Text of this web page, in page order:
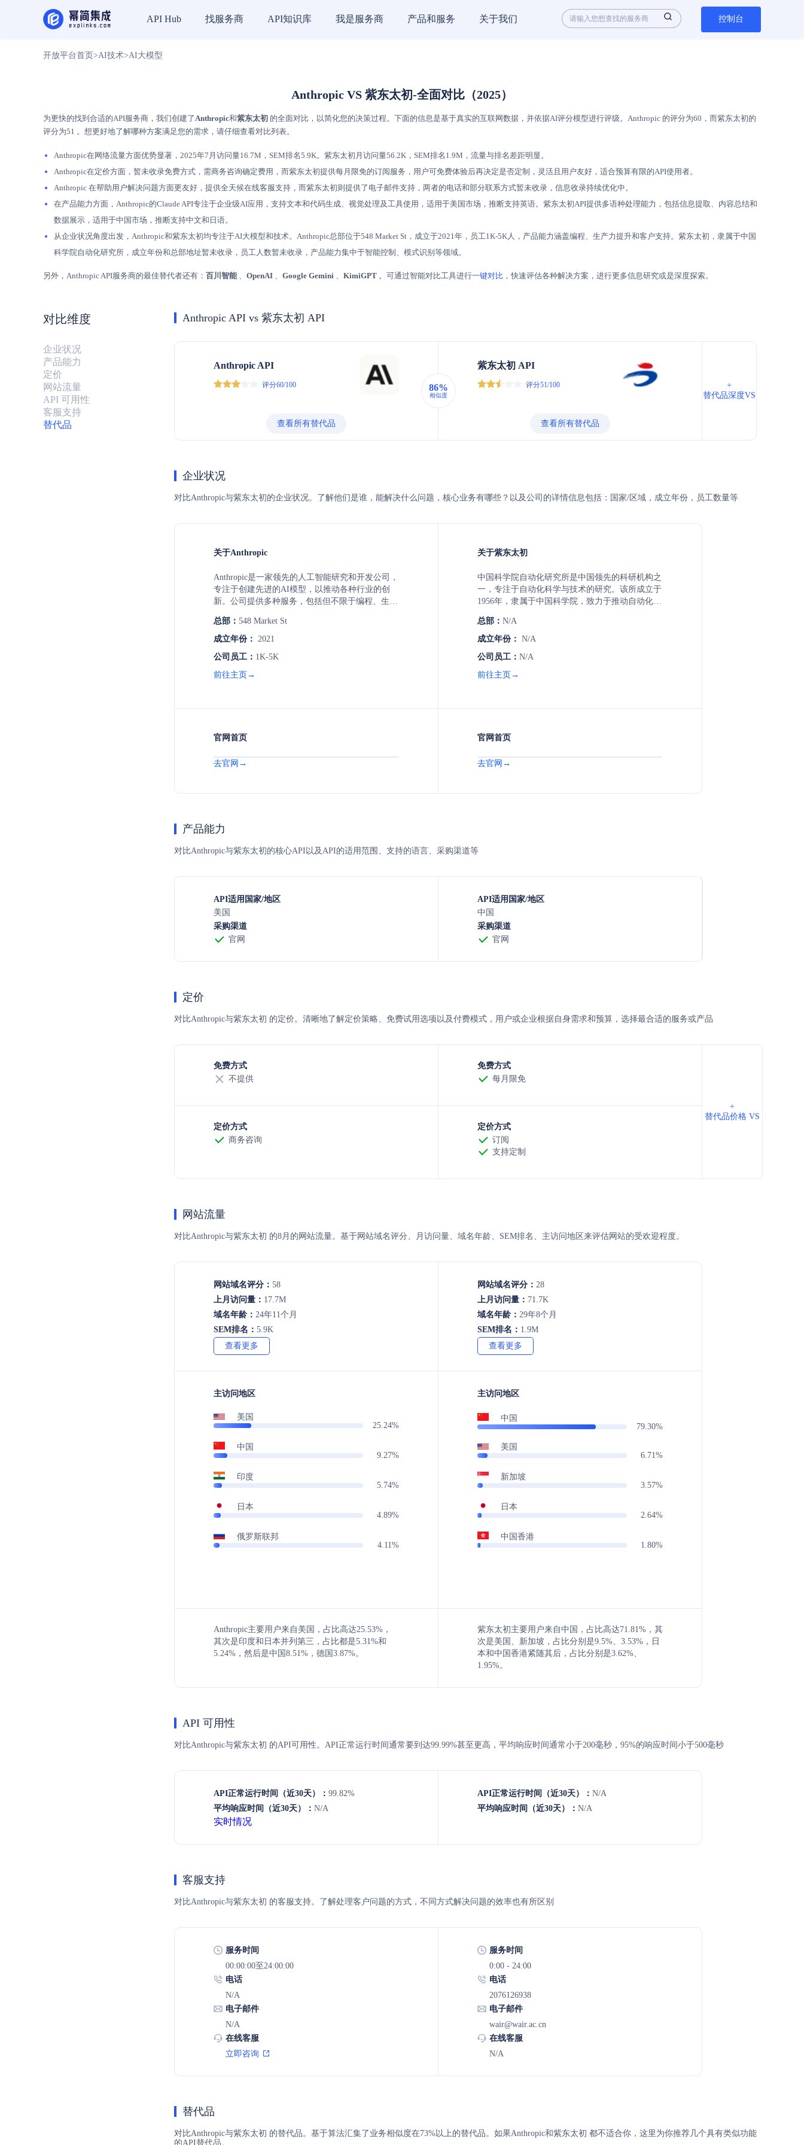
API Hub 找服务商 API知识库 我是服务商 产品和服务 关于我们 控制台
开放平台首页 >AI技术>AI大模型
Anthropic VS 紫东太初-全面对比（2025）
为更快的找到合适的API服务商，我们创建了Anthropic和紫东太初 的全面对比，以简化您的决策过程。下面的信息是基于真实的互联网数据，并依据AI评分模型进行评级。Anthropic 的评分为60，而紫东太初的
评分为51 。想更好地了解哪种方案满足您的需求，请仔细查看对比列表。
Anthropic在网络流量方面优势显著，2025年7月访问量16.7M，SEM排名5.9K。紫东太初月访问量56.2K，SEM排名1.9M，流量与排名差距明显。
Anthropic在定价方面，暂未收录免费方式，需商务咨询确定费用，而紫东太初提供每月限免的订阅服务，用户可免费体验后再决定是否定制，灵活且用户友好，适合预算有限的API使用者。
Anthropic 在帮助用户解决问题方面更友好，提供全天候在线客服支持，而紫东太初则提供了电子邮件支持，两者的电话和部分联系方式暂未收录，信息收录持续优化中。
在产品能力方面，Anthropic的Claude API专注于企业级AI应用，支持文本和代码生成、视觉处理及工具使用，适用于美国市场，推断支持英语。紫东太初API提供多语种处理能力，包括信息提取、内容总结和
数据展示，适用于中国市场，推断支持中文和日语。
从企业状况角度出发，Anthropic和紫东太初均专注于AI大模型和技术。Anthropic总部位于548 Market St，成立于2021年，员工1K-5K人，产品能力涵盖编程、生产力提升和客户支持。紫东太初，隶属于中国
科学院自动化研究所，成立年份和总部地址暂未收录，员工人数暂未收录，产品能力集中于智能控制、模式识别等领域。
另外，Anthropic API服务商的最佳替代者还有： 百川智能 、 OpenAI 、 Google Gemini 、 KimiGPT 。可通过智能对比工具进行一键对比 ，快速评估各种解决方案，进行更多信息研究或是深度探索。
对比维度
企业状况
产品能力
定价
网站流量
API 可用性
客服支持
替代品
Anthropic API vs 紫东太初 API
Anthropic API
评分60/100
查看所有替代品
86%
相似度
紫东太初 API
评分51/100
查看所有替代品
+
替代品深度VS
企业状况
对比Anthropic与紫东太初的企业状况。了解他们是谁，能解决什么问题，核心业务有哪些？以及公司的详情信息包括：国家/区域，成立年份，员工数量等
关于Anthropic
Anthropic是一家领先的人工智能研究和开发公司，
专注于创建先进的AI模型，以推动各种行业的创
新。公司提供多种服务，包括但不限于编程、生产
建和扩展基于Claude模型的应用，这些模型以其速
度、性能和成本效益而闻名。公司还提供不同规模
包括多家知名企业，如Asana、DuckDuckGo和SAP
等，它们利用Anthropic的技术来提升业务效率和用
总部： 548 Market St
成立年份： 2021
公司员工： 1K-5K
前往主页→
关于紫东太初
中国科学院自动化研究所是中国领先的科研机构之
一，专注于自动化科学与技术的研究。该所成立于
1956年，隶属于中国科学院，致力于推动自动化领
一支由杰出科学家和工程师组成的团队，他们在智
能控制、模式识别、机器学习等多个自动化相关领
外多所高校和企业建立了合作关系，共同推动自动
化技术的发展和应用。
总部： N/A
成立年份： N/A
公司员工： N/A
前往主页→
官网首页
去官网→
官网首页
去官网→
产品能力
对比Anthropic与紫东太初的核心API以及API的适用范围、支持的语言、采购渠道等
API适用国家/地区
美国
采购渠道
官网
API适用国家/地区
中国
采购渠道
官网
定价
对比Anthropic与紫东太初 的定价。清晰地了解定价策略、免费试用选项以及付费模式，用户或企业根据自身需求和预算，选择最合适的服务或产品
免费方式
不提供
免费方式
每月限免
定价方式
商务咨询
定价方式
订阅
支持定制
+
替代品价格 VS
网站流量
对比Anthropic与紫东太初 的8月的网站流量。基于网站域名评分、月访问量、域名年龄、SEM排名、主访问地区来评估网站的受欢迎程度。
网站域名评分： 58
上月访问量： 17.7M
域名年龄： 24年11个月
SEM排名： 5.9K
查看更多
主访问地区
美国
25.24%
中国
9.27%
印度
5.74%
日本
4.89%
俄罗斯联邦
4.11%
Anthropic主要用户来自美国，占比高达25.53%，
其次是印度和日本并列第三，占比都是5.31%和
5.24%，然后是中国8.51%，德国3.87%。
网站域名评分： 28
上月访问量： 71.7K
域名年龄： 29年8个月
SEM排名： 1.9M
查看更多
主访问地区
中国
79.30%
美国
6.71%
新加坡
3.57%
日本
2.64%
中国香港
1.80%
紫东太初主要用户来自中国，占比高达71.81%，其
次是美国、新加坡，占比分别是9.5%、3.53%，日
本和中国香港紧随其后，占比分别是3.62%、
1.95%。
API 可用性
对比Anthropic与紫东太初 的API可用性。API正常运行时间通常要到达99.99%甚至更高，平均响应时间通常小于200毫秒，95%的响应时间小于500毫秒
API正常运行时间（近30天）： 99.82%
平均响应时间（近30天）： N/A
实时情况
API正常运行时间（近30天）： N/A
平均响应时间（近30天）： N/A
客服支持
对比Anthropic与紫东太初 的客服支持。了解处理客户问题的方式，不同方式解决问题的效率也有所区别
服务时间
00:00:00至24:00:00
电话
N/A
电子邮件
N/A
在线客服
立即咨询
服务时间
0:00 - 24:00
电话
2076126938
电子邮件
wair@wair.ac.cn
在线客服
N/A
替代品
对比Anthropic与紫东太初 的替代品。基于算法汇集了业务相似度在73%以上的替代品。如果Anthropic和紫东太初 都不适合你，这里为你推荐几个具有类似功能
的API替代品。